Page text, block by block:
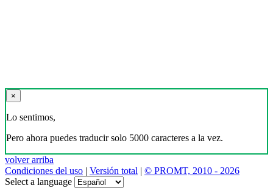
×
Lo sentimos,
Pero ahora puedes traducir solo 5000 caracteres a la vez.
volver arriba
Condiciones del uso | Versión total | © PROMT, 2010 - 2026
Select a language